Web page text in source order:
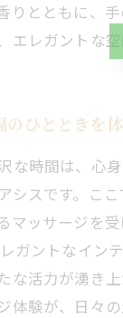
りとともに、
エレガントな
のひとときを
な時間は、心
シスです。こ
マッサージを
ガントなイン
な活力が湧き
体験が、日々